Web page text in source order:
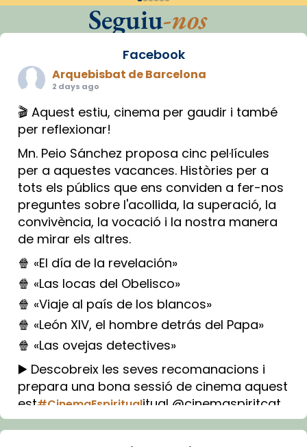
Seguiu-nos
Facebook
Arquebisbat de Barcelona
2 days ago
🎬 Aquest estiu, cinema per gaudir i també
per reflexionar!
Mn. Peio Sánchez proposa cinc pel·lícules
per a aquestes vacances. Històries per a
tots els públics que ens conviden a fer-nos
preguntes sobre l'acollida, la superació, la
convivència, la vocació i la nostra manera
de mirar els altres.
🍿 «El día de la revelación»
🍿 «Las locas del Obelisco»
🍿 «Viaje al país de los blancos»
🍿 «León XIV, el hombre detrás del Papa»
🍿 «Las ovejas detectives»
▶️ Descobreix les seves recomanacions i
prepara una bona sessió de cinema aquest
est#CinemaEspiritualitual @cinemaspiritcat
Imatge: Generada amb IA (OpenAI)